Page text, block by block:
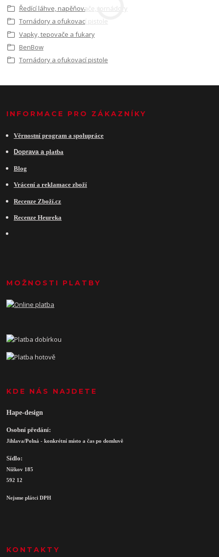
Ředící láhve, napěňovače, tornádory
Tornádory a ofukovací pistole
Vapky, tepovače a fukary
BenBow
Tornádory a ofukovací pistole
INFORMACE PRO ZÁKAZNÍKY
Věrnostní program a spolupráce
Doprava aplatba
Blog
Vrácení a reklamace zboží
Recenze Zboží.cz
Recenze Heureka
MOŽNOSTI PLATBY
KDE NÁS NAJDETE
Hape-design
Osobní předání:
Jihlava/Polná - konkrétní místo a čas po domluvě
Sídlo:
Nížkov 185
592 12
Nejsme plátci DPH
KONTAKTY